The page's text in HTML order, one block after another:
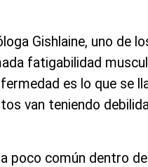
Gishlaine, uno de
fatigabilidad
es lo que se
van teniendo
poco común dentro